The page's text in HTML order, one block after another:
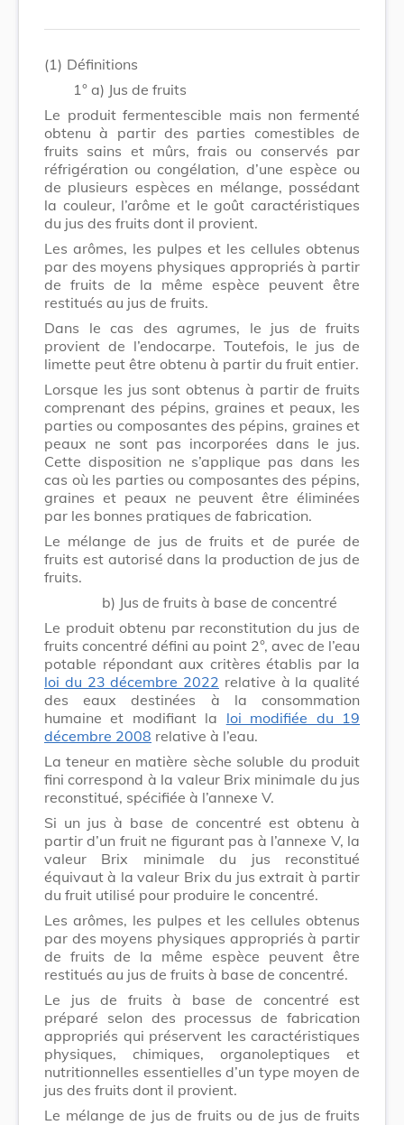
(1) Définitions
1° a) Jus de fruits
Le produit fermentescible mais non fermenté
obtenu à partir des parties comestibles de
fruits sains et mûrs, frais ou conservés par
réfrigération ou congélation, d’une espèce ou
de plusieurs espèces en mélange, possédant
la couleur, l’arôme et le goût caractéristiques
du jus des fruits dont il provient.
Les arômes, les pulpes et les cellules obtenus
par des moyens physiques appropriés à partir
de fruits de la même espèce peuvent être
restitués au jus de fruits.
Dans le cas des agrumes, le jus de fruits
provient de l’endocarpe. Toutefois, le jus de
limette peut être obtenu à partir du fruit entier.
Lorsque les jus sont obtenus à partir de fruits
comprenant des pépins, graines et peaux, les
parties ou composantes des pépins, graines et
peaux ne sont pas incorporées dans le jus.
Cette disposition ne s’applique pas dans les
cas où les parties ou composantes des pépins,
graines et peaux ne peuvent être éliminées
par les bonnes pratiques de fabrication.
Le mélange de jus de fruits et de purée de
fruits est autorisé dans la production de jus de
fruits.
b) Jus de fruits à base de concentré
Le produit obtenu par reconstitution du jus de
fruits concentré défini au point 2°, avec de l’eau
potable répondant aux critères établis par la
loi du 23 décembre 2022 relative à la qualité
des eaux destinées à la consommation
humaine et modifiant la loi modifiée du 19
décembre 2008 relative à l’eau.
La teneur en matière sèche soluble du produit
fini correspond à la valeur Brix minimale du jus
reconstitué, spécifiée à l’annexe V.
Si un jus à base de concentré est obtenu à
partir d’un fruit ne figurant pas à l’annexe V, la
valeur Brix minimale du jus reconstitué
équivaut à la valeur Brix du jus extrait à partir
du fruit utilisé pour produire le concentré.
Les arômes, les pulpes et les cellules obtenus
par des moyens physiques appropriés à partir
de fruits de la même espèce peuvent être
restitués au jus de fruits à base de concentré.
Le jus de fruits à base de concentré est
préparé selon des processus de fabrication
appropriés qui préservent les caractéristiques
physiques, chimiques, organoleptiques et
nutritionnelles essentielles d’un type moyen de
jus des fruits dont il provient.
Le mélange de jus de fruits ou de jus de fruits